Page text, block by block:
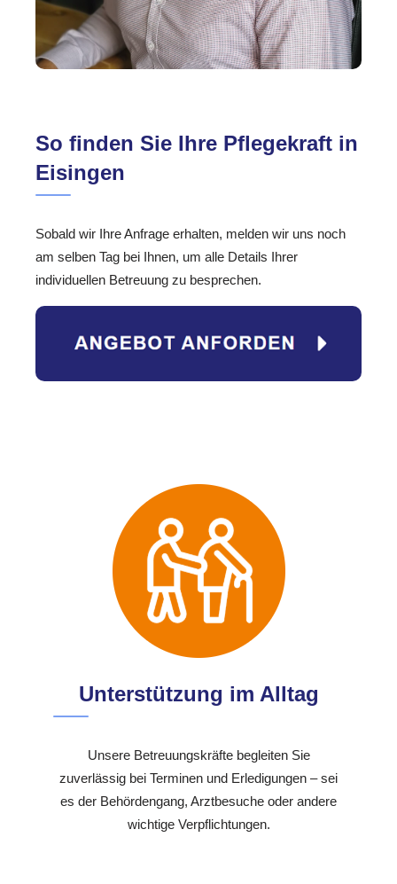
So finden Sie Ihre Pflegekraft in
Eisingen
Sobald wir Ihre Anfrage erhalten, melden wir uns noch
am selben Tag bei Ihnen, um alle Details Ihrer
individuellen Betreuung zu besprechen.
Unterstützung im Alltag
Unsere Betreuungskräfte begleiten Sie
zuverlässig bei Terminen und Erledigungen – sei
es der Behördengang, Arztbesuche oder andere
wichtige Verpflichtungen.